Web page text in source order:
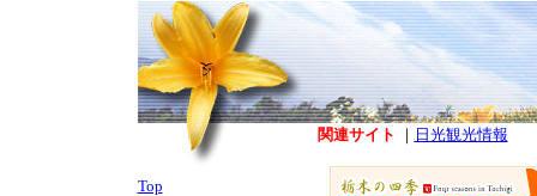
関連サイト ｜ 日光観光情報
Top